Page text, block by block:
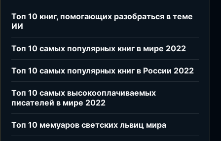
Топ 10 книг, помогающих разобраться в теме
ИИ
Топ 10 самых популярных книг в мире 2022
Топ 10 самых популярных книг в России 2022
Топ 10 самых высокооплачиваемых
писателей в мире 2022
Топ 10 мемуаров светских львиц мира